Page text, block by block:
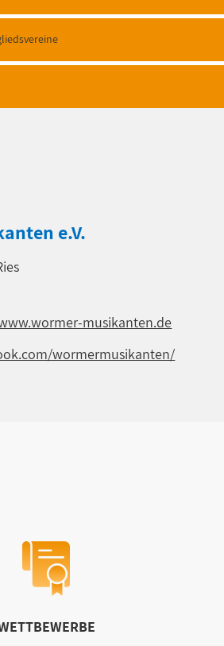
e.V.
musikanten.de
wormermusikanten/